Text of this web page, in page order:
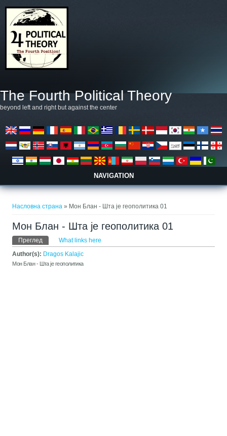
The Fourth Political Theory
beyond left and right but against the center
NAVIGATION
Насловна страна » Мон Блан - Шта је геополитика 01
Мон Блан - Шта је геополитика 01
Примарни табови
Преглед (active tab)What links here
Author(s): Dragos Kalajic
Мон Блан - Шта је геополитика